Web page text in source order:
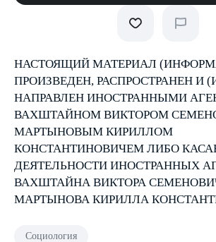
НАСТОЯЩИЙ МАТЕРИАЛ
ПРОИЗВЕДЕН, РАСПРОСТРАНЕН И
НАПРАВЛЕН ИНОСТРАННЫМИ
ВАХШТАЙНОМ ВИКТОРОМ
МАРТЫНОВЫМ КИРИЛЛОМ
КОНСТАНТИНОВИЧЕМ ЛИБО
ДЕЯТЕЛЬНОСТИ ИНОСТРАННЫХ
ВАХШТАЙНА ВИКТОРА
МАРТЫНОВА КИРИЛЛА
Социология